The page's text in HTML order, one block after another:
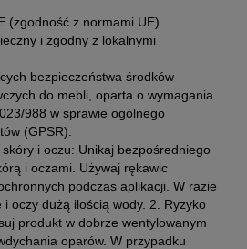
(zgodność z normami UE).
i zgodny z lokalnymi
bezpieczeństwa środków
do mebli, oparta o wymagania
988 w sprawie ogólnego
(GPSR):
i oczu: Unikaj bezpośredniego
i oczami. Używaj rękawic
podczas aplikacji. W razie
oczy dużą ilością wody. 2. Ryzyko
produkt w dobrze wentylowanym
oparów. W przypadku